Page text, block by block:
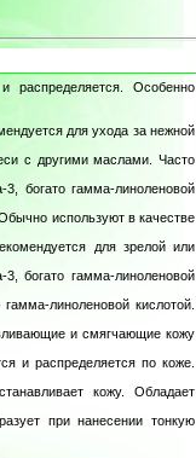
распределяется. Особенно
для ухода за нежной
с другими маслами. Часто
богато гамма-линоленовой
используют в качестве
для зрелой или
богато гамма-линоленовой
линоленовой кислотой.
и смягчающие кожу
и распределяется по коже.
кожу. Обладает
при нанесении тонкую